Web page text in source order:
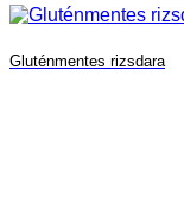
Gluténmentes rizsdara